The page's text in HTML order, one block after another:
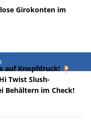
Girokonten im
auf Knopfdruck! 🍹
Twist Slush-
Behältern im Check!